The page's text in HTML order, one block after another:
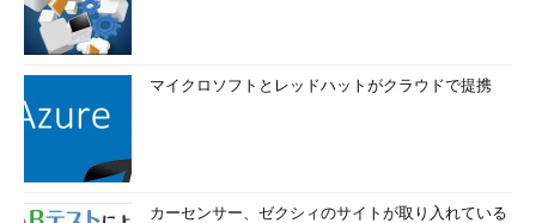
マイクロソフトとレッドハットがクラウドで提携
カーセンサー、ゼクシィのサイトが取り入れている